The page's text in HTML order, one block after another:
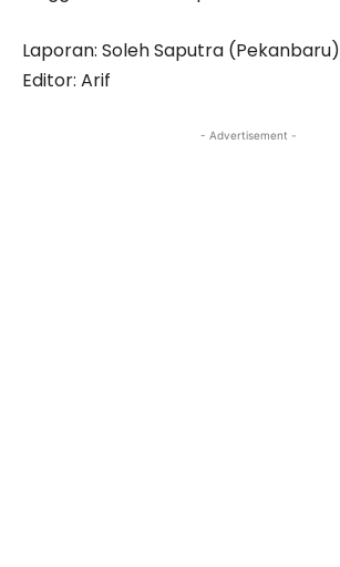
Laporan: Soleh Saputra (Pekanbaru)
Editor: Arif
- Advertisement -